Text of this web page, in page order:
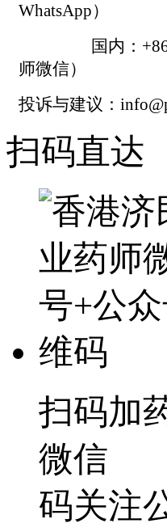
WhatsApp）
国内：+86
师微信）
投诉与建议：
扫码直达
扫码加
微信
码关注